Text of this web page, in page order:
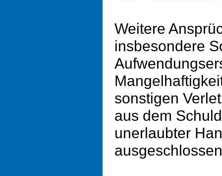
Weitere
insbesondere
sonstigen
aus dem
unerlaubter